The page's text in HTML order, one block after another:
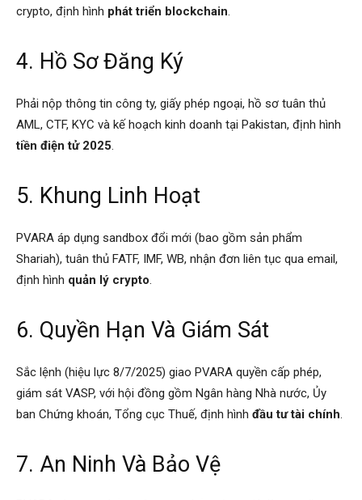
crypto, định hình phát triển blockchain.
4. Hồ Sơ Đăng Ký
Phải nộp thông tin công ty, giấy phép ngoại, hồ sơ tuân thủ
AML, CTF, KYC và kế hoạch kinh doanh tại Pakistan, định hình
tiền điện tử 2025.
5. Khung Linh Hoạt
PVARA áp dụng sandbox đổi mới (bao gồm sản phẩm
Shariah), tuân thủ FATF, IMF, WB, nhận đơn liên tục qua email,
định hình quản lý crypto.
6. Quyền Hạn Và Giám Sát
Sắc lệnh (hiệu lực 8/7/2025) giao PVARA quyền cấp phép,
giám sát VASP, với hội đồng gồm Ngân hàng Nhà nước, Ủy
ban Chứng khoán, Tổng cục Thuế, định hình đầu tư tài chính.
7. An Ninh Và Bảo Vệ